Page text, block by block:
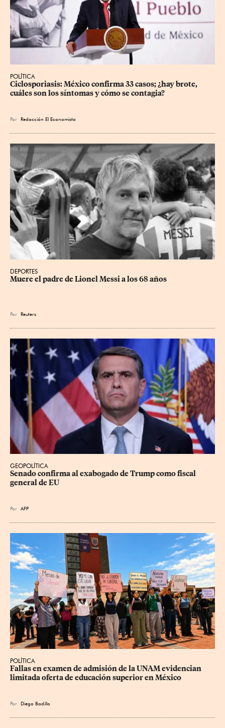
POLÍTICA
Ciclosporiasis: México confirma 33 casos; ¿hay brote,
cuáles son los síntomas y cómo se contagia?
Por Redacción El Economista
DEPORTES
Muere el padre de Lionel Messi a los 68 años
Por Reuters
GEOPOLÍTICA
Senado confirma al exabogado de Trump como fiscal
general de EU
Por AFP
POLÍTICA
Fallas en examen de admisión de la UNAM evidencian
limitada oferta de educación superior en México
Por Diego Badillo